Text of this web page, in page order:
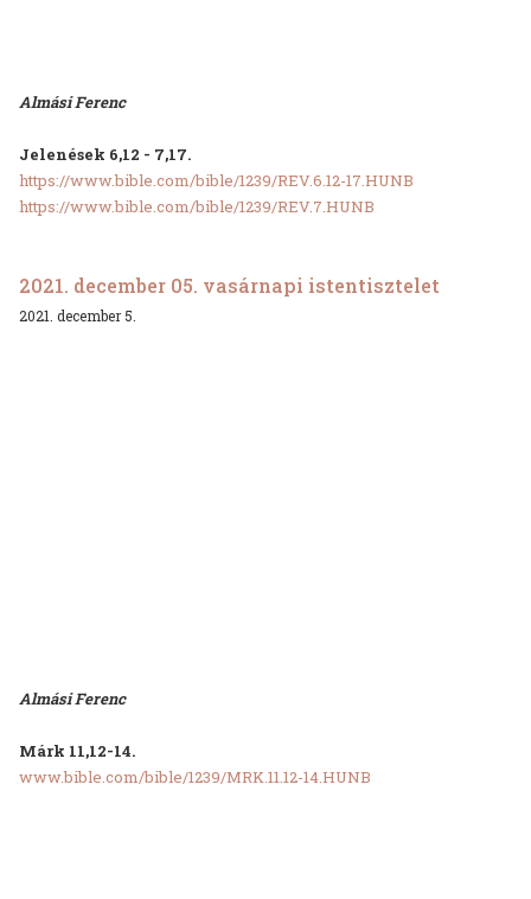
Almási Ferenc
Jelenések 6,12 - 7,17.
https://www.bible.com/bible/1239/REV.6.12-17.HUNB
https://www.bible.com/bible/1239/REV.7.HUNB
2021. december 05. vasárnapi istentisztelet
2021. december 5.
Almási Ferenc
Márk 11,12-14.
www.bible.com/bible/1239/MRK.11.12-14.HUNB